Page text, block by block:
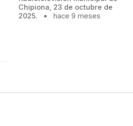
Chipiona, 23 de octubre de
2025.
• hace 9 meses